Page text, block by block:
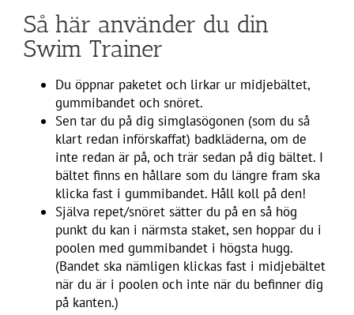
Så här använder du din
Swim Trainer
Du öppnar paketet och lirkar ur midjebältet,
gummibandet och snöret.
Sen tar du på dig simglasögonen (som du så
klart redan införskaffat) badkläderna, om de
inte redan är på, och trär sedan på dig bältet. I
bältet finns en hållare som du längre fram ska
klicka fast i gummibandet. Håll koll på den!
Själva repet/snöret sätter du på en så hög
punkt du kan i närmsta staket, sen hoppar du i
poolen med gummibandet i högsta hugg.
(Bandet ska nämligen klickas fast i midjebältet
när du är i poolen och inte när du befinner dig
på kanten.)